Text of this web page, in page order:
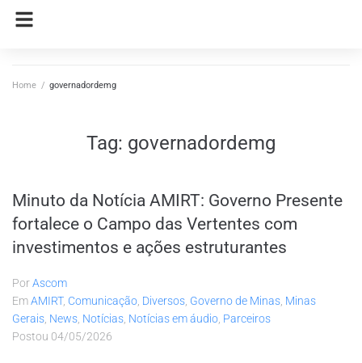
Home / governadordemg
Tag: governadordemg
Minuto da Notícia AMIRT: Governo Presente
fortalece o Campo das Vertentes com
investimentos e ações estruturantes
PorAscom
EmAMIRT, Comunicação Diversos Governo de Minas Minas
Gerais News Notícias Notícias em áudio Parceiros
Postou 04/05/2026